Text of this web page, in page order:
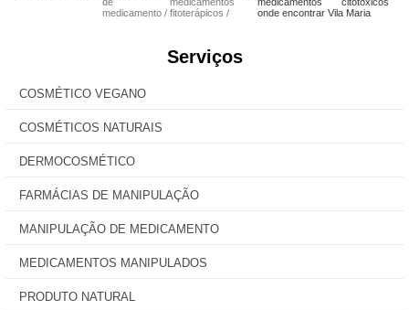
medicamento
fitoterápicos
onde encontrar Vila Maria
Serviços
COSMÉTICO VEGANO
COSMÉTICOS NATURAIS
DERMOCOSMÉTICO
FARMÁCIAS DE MANIPULAÇÃO
MANIPULAÇÃO DE MEDICAMENTO
MEDICAMENTOS MANIPULADOS
PRODUTO NATURAL